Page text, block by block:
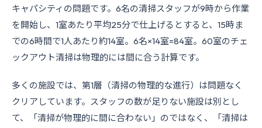
キャパシティの問題です。6名の清掃スタッフが9時から作業
を開始し、1室あたり平均25分で仕上げるとすると、15時ま
での6時間で1人あたり約14室。6名×14室=84室。60室のチェ
ックアウト清掃は物理的には間に合う計算です。
多くの施設では、第1層（清掃の物理的な進行）は問題なく
クリアしています。スタッフの数が足りない施設は別とし
て、「清掃が物理的に間に合わない」のではなく、「清掃は